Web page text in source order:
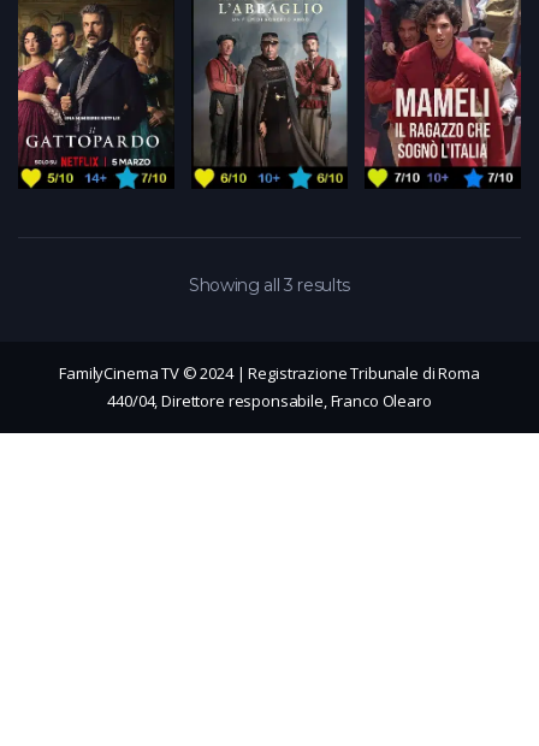
Showing all 3 results
FamilyCinema TV © 2024 | Registrazione Tribunale di Roma
440/04, Direttore responsabile, Franco Olearo